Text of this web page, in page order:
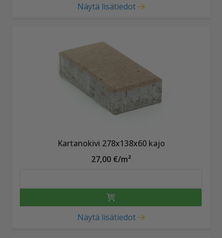
Näytä lisätiedot
Kartanokivi 278x138x60 kajo
27,00 €/m²
Näytä lisätiedot